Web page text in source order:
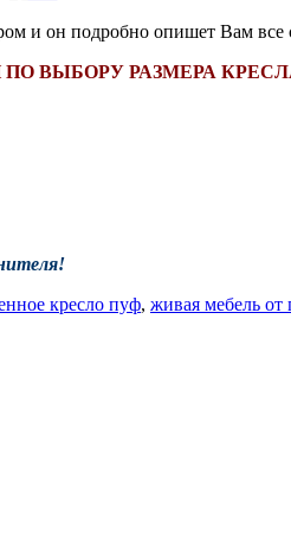
и он подробно опишет Вам все
ВЫБОРУ РАЗМЕРА
кресло пуф, живая мебель от